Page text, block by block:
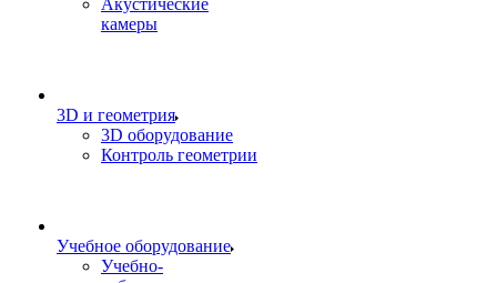
Акустические
камеры
3D и геометрия
3D оборудование
Контроль геометрии
Учебное оборудование
Учебно-